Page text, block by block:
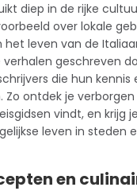
diep in de rijke
over lokale
leven van de
verhalen geschreven
die hun kennis
Zo ontdek je
vindt, en krijg
leven in steden
en